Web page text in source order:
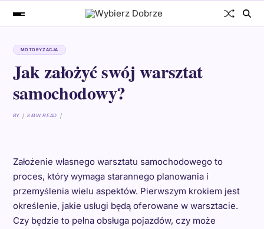
MOTORYZACJA
Jak założyć swój warsztat
samochodowy?
BY 8 MIN READ
Założenie własnego warsztatu samochodowego to
proces, który wymaga starannego planowania i
przemyślenia wielu aspektów. Pierwszym krokiem jest
określenie, jakie usługi będą oferowane w warsztacie.
Czy będzie to pełna obsługa pojazdów, czy może